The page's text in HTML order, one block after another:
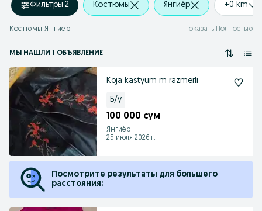
Фильтры·2 Костюмы Янгиёр +0 km
Костюмы Янгиёр Показать Полностью
МЫ НАШЛИ 1 ОБЪЯВЛЕНИЕ
Koja kastyum m razmerli
Б/у
100 000 сум
Янгиёр
25 июля 2026 г.
Посмотрите результаты для большего
расстояния: